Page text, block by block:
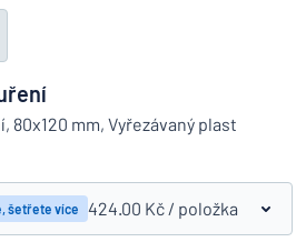
Začněte navrhovat
80x120 mm, Vyřezávaný plast
šetřete více 424.00 Kč / položka